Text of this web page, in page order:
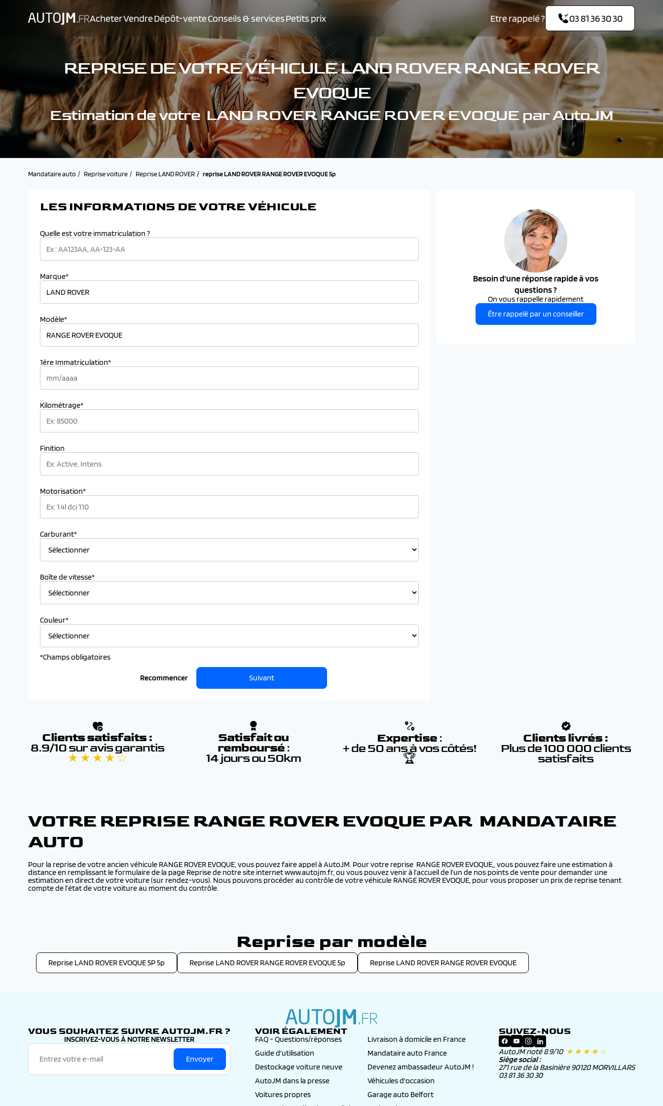
AcheterVendreDépôt-venteConseils & servicesPetits prix Etre rappelé ? 03 81 36 30 30
REPRISE DE VOTRE VÉHICULE LAND ROVER RANGE ROVER
EVOQUE
Estimation de votre LAND ROVER RANGE ROVER EVOQUE par AutoJM
Mandataire auto Reprise voiture Reprise LAND ROVER reprise LAND ROVER RANGE ROVER EVOQUE 5p
LES INFORMATIONS DE VOTRE VÉHICULE
Quelle est votre immatriculation ?
Marque*
Modèle*
1ère Immatriculation*
Kilométrage*
Finition
Motorisation*
Carburant*
Boîte de vitesse*
Couleur*
*Champs obligatoires
Recommencer Suivant
Besoin d'une réponse rapide à vos
questions ?
On vous rappelle rapidement
Être rappelé par un conseiller
Clients satisfaits :
8.9/10 sur avis garantis
★ ★ ★ ★ ☆
Satisfait ou
remboursé :
14 jours ou 50km
Expertise :
+ de 50 ans à vos côtés!
🏆
Clients livrés :
Plus de 100 000 clients
satisfaits
VOTRE REPRISE RANGE ROVER EVOQUE PAR MANDATAIRE
AUTO
Pour la reprise de votre ancien véhicule RANGE ROVER EVOQUE, vous pouvez faire appel à AutoJM. Pour votre reprise RANGE ROVER EVOQUE,, vous pouvez faire une estimation à
distance en remplissant le formulaire de la page Reprise de notre site internet www.autojm.fr, ou vous pouvez venir à l’accueil de l’un de nos points de vente pour demander une
estimation en direct de votre voiture (sur rendez-vous). Nous pouvons procéder au contrôle de votre véhicule RANGE ROVER EVOQUE, pour vous proposer un prix de reprise tenant
compte de l’état de votre voiture au moment du contrôle.
Reprise par modèle
Reprise LAND ROVER EVOQUE 5P 5p Reprise LAND ROVER RANGE ROVER EVOQUE 5p Reprise LAND ROVER RANGE ROVER EVOQUE
autojm.fr
VOUS SOUHAITEZ SUIVRE AUTOJM.FR ?
INSCRIVEZ-VOUS À NOTRE NEWSLETTER
Envoyer
VOIR ÉGALEMENT
FAQ - Questions/réponses
Livraison à domicile en France
Guide d'utilisation
Mandataire auto France
Destockage voiture neuve
Devenez ambassadeur AutoJM !
AutoJM dans la presse
Véhicules d'occasion
Voitures propres
Garage auto Belfort
SUIVEZ-NOUS
AutoJM noté 8.9/10 ★ ★ ★ ★ ☆
Siège social :
271 rue de la Basinière 90120 MORVILLARS
03 81 36 30 30